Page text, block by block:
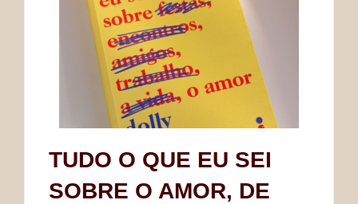
TUDO O QUE EU SEI
SOBRE O AMOR, DE